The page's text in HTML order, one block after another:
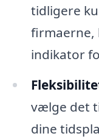
tidligere
firmaerne,
indikator
vælge det
dine